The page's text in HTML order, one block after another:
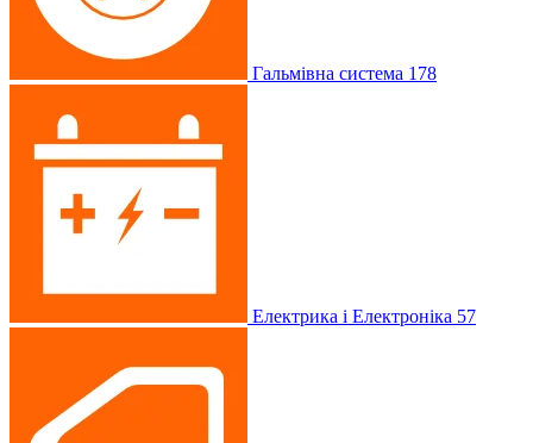
Гальмівна система 178
Електрика і Електроніка 57